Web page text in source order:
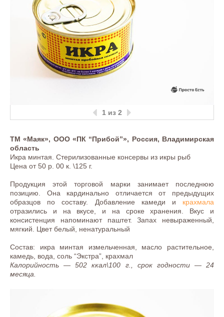
1 из 2
ТМ «Маяк», ООО «ПК “Прибой”», Россия, Владимирская
область
Икра минтая. Стерилизованные консервы из икры рыб
Цена от 50 р. 00 к. \125 г.
Продукция этой торговой марки занимает последнюю
позицию. Она кардинально отличается от предыдущих
образцов по составу. Добавление камеди и крахмала
отразились и на вкусе, и на сроке хранения. Вкус и
консистенция напоминают паштет. Запах невыраженный,
мягкий. Цвет белый, ненатуральный
Состав: икра минтая измельченная, масло растительное,
камедь, вода, соль “Экстра”, крахмал
Калорийность — 502 ккал\100 г., срок годности — 24
месяца.